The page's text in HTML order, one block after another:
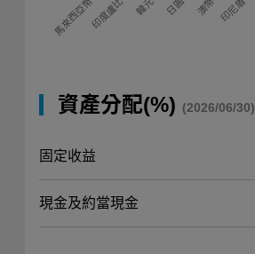
馬來西亞幣印度盧比 韓元 日圓 澳幣 印尼盾
資產分配(%) (2026/06/30)
固定收益
現金及約當現金